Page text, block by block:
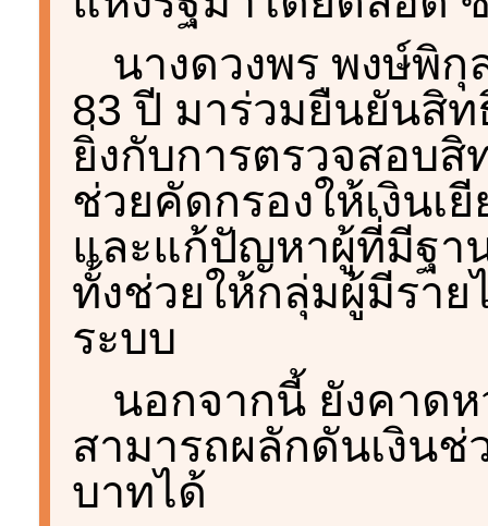
นางดวงพร พงษ์พิ
83 ปี มาร่วมยืนยันสิ
ยิ่งกับการตรวจสอบสิ
ช่วยคัดกรองให้เงินเ
และแก้ปัญหาผู้ที่มีฐา
ทั้งช่วยให้กลุ่มผู้มีรา
ระบบ
นอกจากนี้ ยังคาด
สามารถผลักดันเงินช่
บาทได้